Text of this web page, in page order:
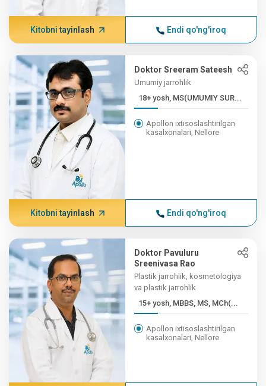
Kitobni tayinlash Endi qo'ng'iroq
Doktor Sreeram Sateesh
Umumiy jarrohlik
18+ yosh, MS(UMUMIY SUR...
Apollon ixtisoslashtirilgan
kasalxonalari, Nellore
Kitobni tayinlash Endi qo'ng'iroq
Doktor Pavuluru
Sreenivasa Rao
Plastik jarrohlik, kosmetologiya
va plastik jarrohlik
15+ yosh, MBBS, MS, MCh(...
Apollon ixtisoslashtirilgan
kasalxonalari, Nellore